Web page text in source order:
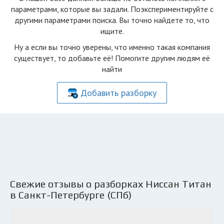
параметрами, которые вы задали. Поэкспериментируйте с
другими параметрами поиска. Вы точно найдете то, что
ищите.
Ну а если вы точно уверены, что именно такая компания
существует, то добавьте её! Помогите другим людям её
найти
Добавить разборку
Свежие отзывы о разборках Ниссан Титан
в Санкт-Петербурге (СПб)